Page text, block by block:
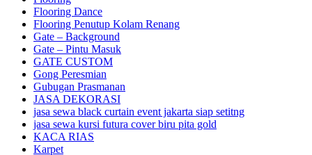
Flooring Dance
Flooring Penutup Kolam Renang
Gate – Background
Gate – Pintu Masuk
GATE CUSTOM
Gong Peresmian
Gubugan Prasmanan
JASA DEKORASI
jasa sewa black curtain event jakarta siap setitng
jasa sewa kursi futura cover biru pita gold
KACA RIAS
Karpet